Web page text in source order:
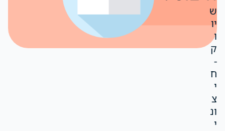
ש
יו
ו
ק
-
ח
י
צ
ונ
י